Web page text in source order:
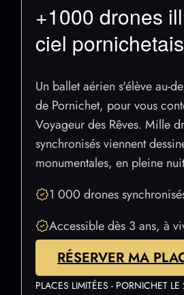
+1000 drones
ciel pornichetais
Un ballet aérien s'élève au-
de Pornichet, pour vous
Voyageur des Rêves. Mille
synchronisés viennent
monumentales, en pleine
1 000 drones
Accessible dès 3 ans, à
RÉSERVER MA
PLACES LIMITÉES - PORNICHET LE